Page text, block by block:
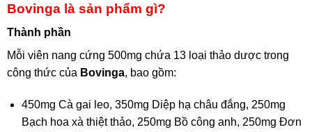
Bovinga là sản phẩm gì?
Thành phần
Mỗi viên nang cứng 500mg chứa 13 loại thảo dược trong
công thức của Bovinga, bao gồm:
450mg Cà gai leo, 350mg Diệp hạ châu đắng, 250mg
Bạch hoa xà thiệt thảo, 250mg Bồ công anh, 250mg Đơn